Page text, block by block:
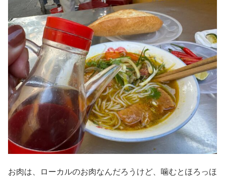
お肉は、ローカルのお肉なんだろうけど、噛むとほろっほ